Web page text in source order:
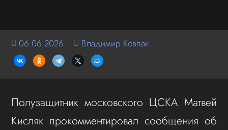
06.06.2026 Владимир Ковпак
Полузащитник московского ЦСКА Матвей
Кисляк прокомментировал сообщения об